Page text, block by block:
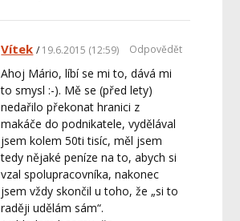
Vítek 19.6.2015 (12:59)
Ahoj Mário, líbí se mi to, dává mi
to smysl :-). Mě se (před lety)
nedařilo překonat hranici z
makáče do podnikatele, vydělával
jsem kolem 50ti tisíc, měl jsem
tedy nějaké peníze na to, abych si
vzal spolupracovníka, nakonec
jsem vždy skončil u toho, že „si to
raději udělám sám“.
Odpovědět